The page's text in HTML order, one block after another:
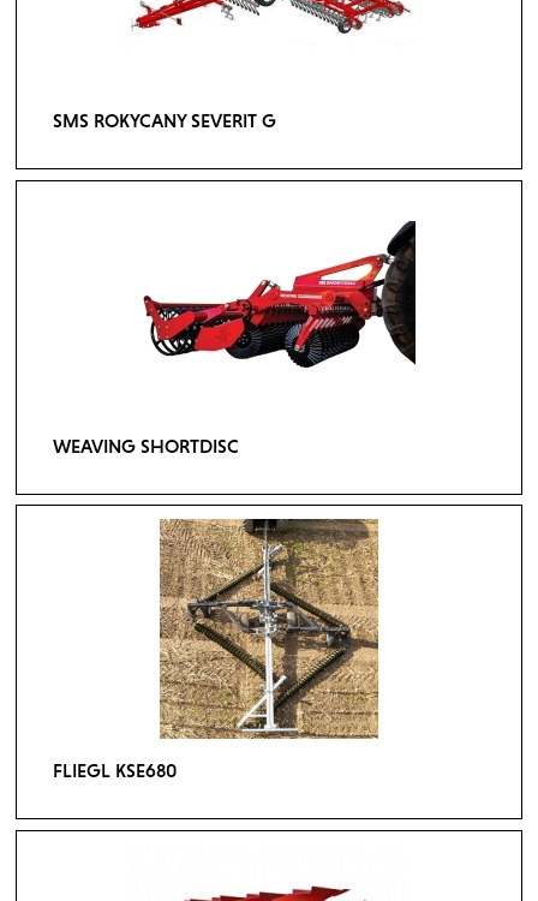
SMS ROKYCANY SEVERIT G
WEAVING SHORTDISC
FLIEGL KSE680